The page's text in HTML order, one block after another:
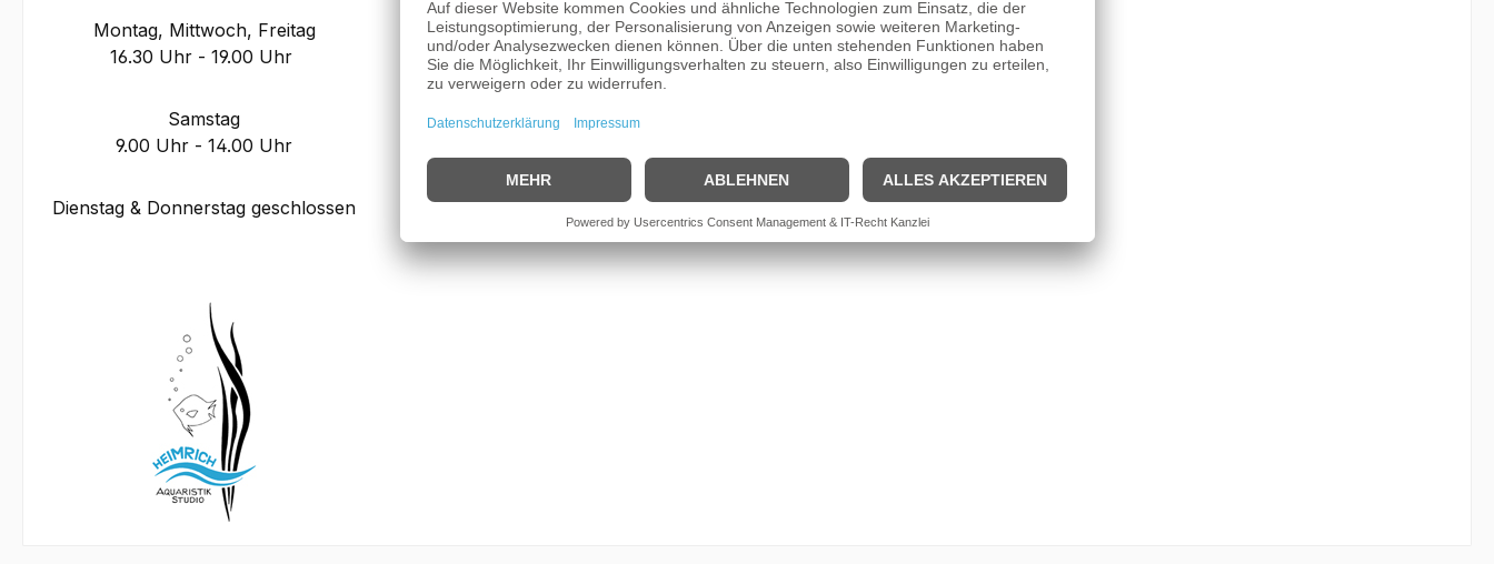
Montag, Mittwoch, Freitag
16.30 Uhr - 19.00 Uhr
Samstag
9.00 Uhr - 14.00 Uhr
Dienstag & Donnerstag geschlossen